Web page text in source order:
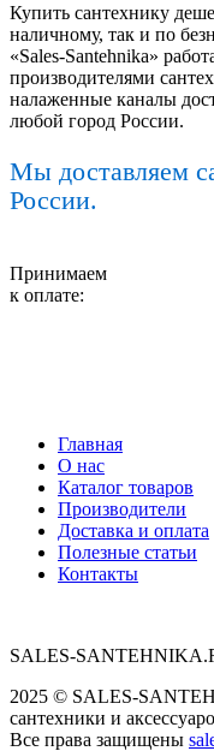
Купить сантехнику
наличному, так и по
«Sales-Santehnika»
производителями
налаженные каналы
любой город России.
Мы доставляем
России.
Принимаем
к оплате:
Главная
О нас
Каталог товаров
Производители
Доставка и оплата
Полезные статьи
Контакты
SALES-
2025 © SALES-
сантехники и
Все права защищены